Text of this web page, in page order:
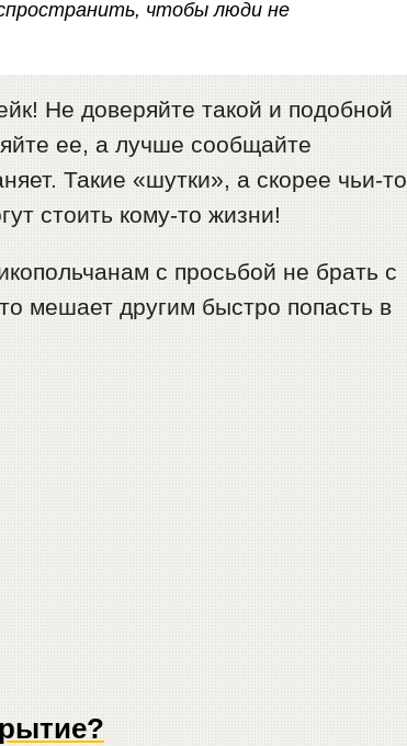
чтобы люди не
Не доверяйте такой и подобной
ее, а лучше сообщайте
Такие «шутки», а скорее чьи-то
стоить кому-то жизни!
с просьбой не брать с
мешает другим быстро попасть в